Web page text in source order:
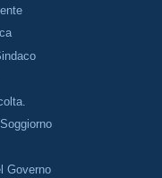
Governo